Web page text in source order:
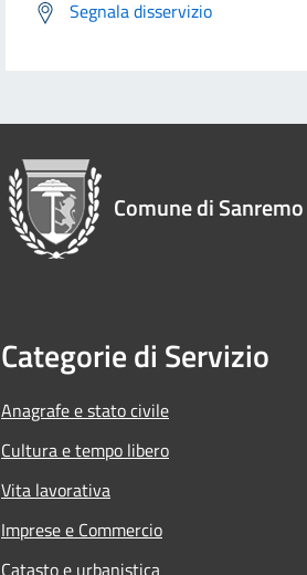
Segnala disservizio
Comune di Sanremo
Categorie di Servizio
Anagrafe e stato civile
Cultura e tempo libero
Vita lavorativa
Imprese e Commercio
Catasto e urbanistica